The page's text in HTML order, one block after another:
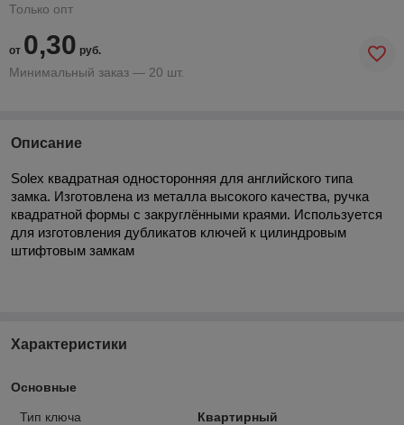
Только опт
от 0,30 руб.
Минимальный заказ — 20 шт.
Описание
Solex квадратная односторонняя для английского типа
замка. Изготовлена из металла высокого качества, ручка
квадратной формы с закруглёнными краями. Используется
для изготовления дубликатов ключей к цилиндровым
штифтовым замкам
Характеристики
Основные
Тип ключа
Квартирный